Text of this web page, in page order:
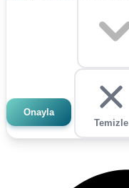
Onayla
Temizle